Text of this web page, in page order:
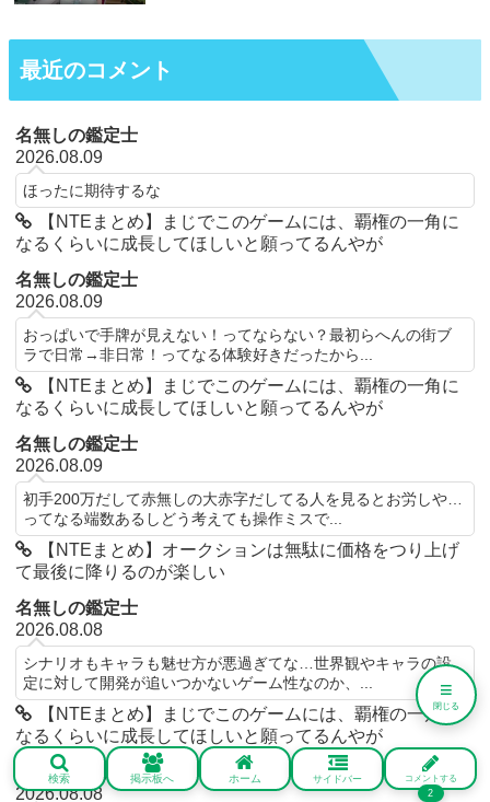
最近のコメント
名無しの鑑定士
2026.08.09
ほったに期待するな
【NTEまとめ】まじでこのゲームには、覇権の一角に
なるくらいに成長してほしいと願ってるんやが
名無しの鑑定士
2026.08.09
おっぱいで手牌が見えない！ってならない？最初らへんの街ブ
ラで日常→非日常！ってなる体験好きだったから...
【NTEまとめ】まじでこのゲームには、覇権の一角に
なるくらいに成長してほしいと願ってるんやが
名無しの鑑定士
2026.08.09
初手200万だして赤無しの大赤字だしてる人を見るとお労しや…
ってなる端数あるしどう考えても操作ミスで...
【NTEまとめ】オークションは無駄に価格をつり上げ
て最後に降りるのが楽しい
名無しの鑑定士
2026.08.08
シナリオもキャラも魅せ方が悪過ぎてな…世界観やキャラの設
定に対して開発が追いつかないゲーム性なのか、...
【NTEまとめ】まじでこのゲームには、覇権の一角に
なるくらいに成長してほしいと願ってるんやが
名無しの鑑定士
2026.08.08
検索 掲示板へ ホーム サイドバー コメントする
2
≡
閉じる